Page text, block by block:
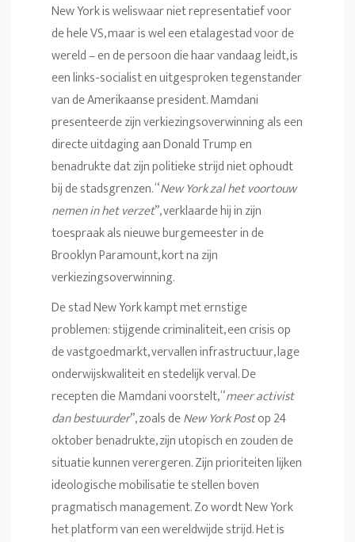
New York is weliswaar niet representatief voor
de hele VS, maar is wel een etalagestad voor de
wereld – en de persoon die haar vandaag leidt, is
een links-socialist en uitgesproken tegenstander
van de Amerikaanse president. Mamdani
presenteerde zijn verkiezingsoverwinning als een
directe uitdaging aan Donald Trump en
benadrukte dat zijn politieke strijd niet ophoudt
bij de stadsgrenzen. “New York zal het voortouw
nemen in het verzet”, verklaarde hij in zijn
toespraak als nieuwe burgemeester in de
Brooklyn Paramount, kort na zijn
verkiezingsoverwinning.
De stad New York kampt met ernstige
problemen: stijgende criminaliteit, een crisis op
de vastgoedmarkt, vervallen infrastructuur, lage
onderwijskwaliteit en stedelijk verval. De
recepten die Mamdani voorstelt, “meer activist
dan bestuurder”, zoals deNew York Postop 24
oktober benadrukte, zijn utopisch en zouden de
situatie kunnen verergeren. Zijn prioriteiten lijken
ideologische mobilisatie te stellen boven
pragmatisch management. Zo wordt New York
het platform van een wereldwijde strijd. Het is